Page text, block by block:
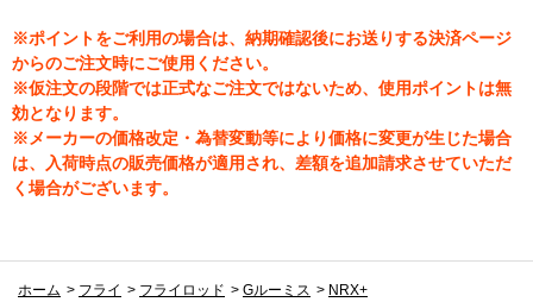
※ポイントをご利用の場合は、納期確認後にお送りする決済ページ
からのご注文時にご使用ください。
※仮注文の段階では正式なご注文ではないため、使用ポイントは無
効となります。
※メーカーの価格改定・為替変動等により価格に変更が生じた場合
は、入荷時点の販売価格が適用され、差額を追加請求させていただ
く場合がございます。
ホーム > フライ > フライロッド > Gルーミス > NRX+